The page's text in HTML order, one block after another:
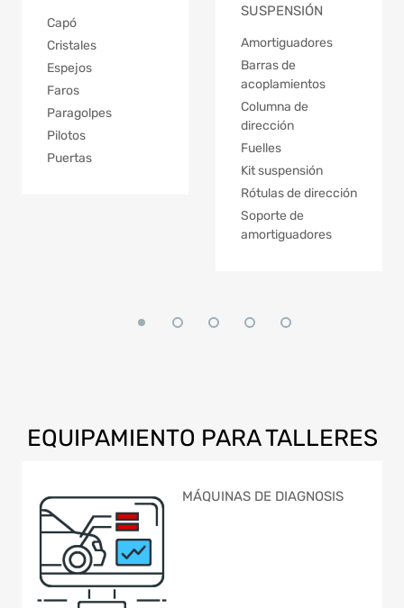
Capó
Cristales
Espejos
Faros
Paragolpes
Pilotos
Puertas
SUSPENSIÓN
Amortiguadores
Barras de
acoplamientos
Columna de
dirección
Fuelles
Kit suspensión
Rótulas de dirección
Soporte de
amortiguadores
EQUIPAMIENTO PARA TALLERES
MÁQUINAS DE DIAGNOSIS